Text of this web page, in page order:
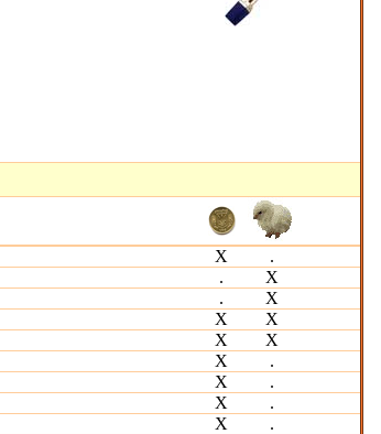
Х
.
.
Х
.
Х
Х
Х
Х
Х
Х
.
Х
.
Х
.
Х
.